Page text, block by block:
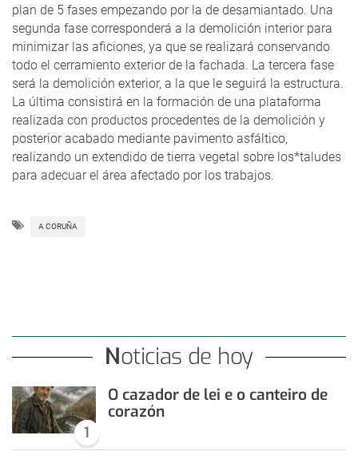
plan de 5 fases empezando por la de desamiantado. Una
segunda fase corresponderá a la demolición interior para
minimizar las aficiones, ya que se realizará conservando
todo el cerramiento exterior de la fachada. La tercera fase
será la demolición exterior, a la que le seguirá la estructura.
La última consistirá en la formación de una plataforma
realizada con productos procedentes de la demolición y
posterior acabado mediante pavimento asfáltico,
realizando un extendido de tierra vegetal sobre los*taludes
para adecuar el área afectado por los trabajos.
A CORUÑA
Noticias de hoy
1
O cazador de lei e o canteiro de
corazón